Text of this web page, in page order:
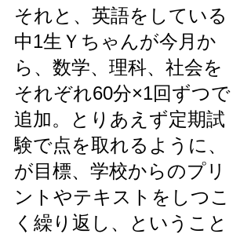
それと、英語をしている
中1生Ｙちゃんが今月か
ら、数学、理科、社会を
それぞれ60分×1回ずつで
追加。とりあえず定期試
験で点を取れるように、
が目標、学校からのプリ
ントやテキストをしつこ
く繰り返し、ということ